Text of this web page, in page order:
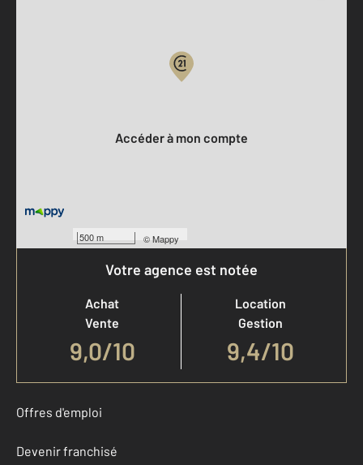
500 m ©Mappy
Accéder à mon compte
Votre agence est notée
Achat
Vente
9,0/10
Location
Gestion
9,4/10
Offres d'emploi
Devenir franchisé